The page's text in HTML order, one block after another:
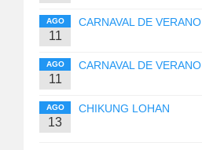
AGO
11
CARNAVAL DE VERANO
AGO
11
CARNAVAL DE VERANO
AGO
13
CHIKUNG LOHAN